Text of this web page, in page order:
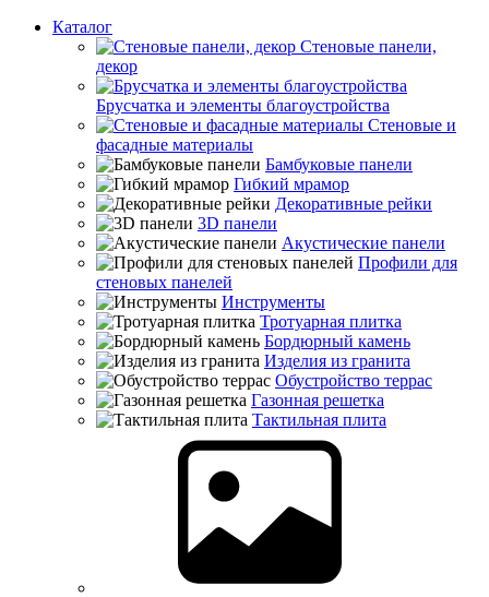
Каталог
Стеновые панели,
декор
Брусчатка и элементы благоустройства
Стеновые и
фасадные материалы
Бамбуковые панели
Гибкий мрамор
Декоративные рейки
3D панели
Акустические панели
Профили для
стеновых панелей
Инструменты
Тротуарная плитка
Бордюрный камень
Изделия из гранита
Обустройство террас
Газонная решетка
Тактильная плита